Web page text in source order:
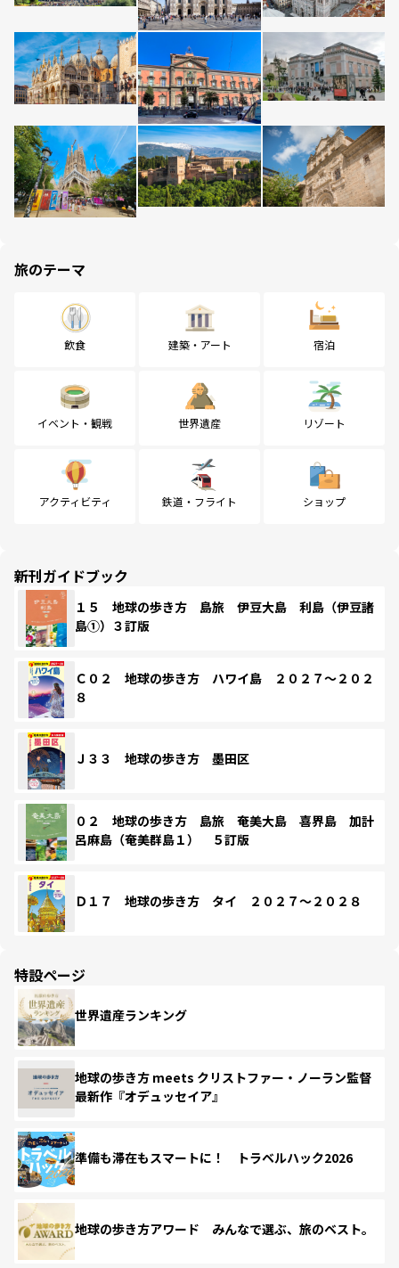
旅のテーマ
飲食 建築・アート 宿泊
イベント・観戦 世界遺産 リゾート
アクティビティ 鉄道・フライト ショップ
新刊ガイドブック
１５ 地球の歩き方 島旅 伊豆大島 利島（伊豆諸
島①）３訂版
Ｃ０２ 地球の歩き方 ハワイ島 ２０２７～２０２
８
Ｊ３３ 地球の歩き方 墨田区
０２ 地球の歩き方 島旅 奄美大島 喜界島 加計
呂麻島（奄美群島１） ５訂版
Ｄ１７ 地球の歩き方 タイ ２０２７～２０２８
特設ページ
世界遺産ランキング
地球の歩き方 meets クリストファー・ノーラン監督
最新作『オデュッセイア』
準備も滞在もスマートに！ トラベルハック2026
地球の歩き方アワード みんなで選ぶ、旅のベスト。